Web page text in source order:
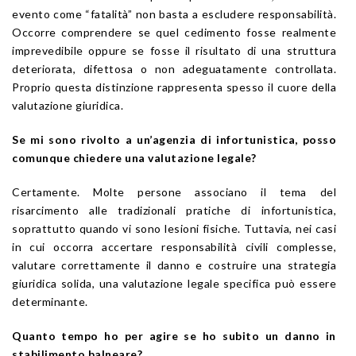
evento come “fatalità” non basta a escludere responsabilità.
Occorre comprendere se quel cedimento fosse realmente
imprevedibile oppure se fosse il risultato di una struttura
deteriorata, difettosa o non adeguatamente controllata.
Proprio questa distinzione rappresenta spesso il cuore della
valutazione giuridica.
Se mi sono rivolto a un’agenzia di infortunistica, posso
comunque chiedere una valutazione legale?
Certamente. Molte persone associano il tema del
risarcimento alle tradizionali pratiche di infortunistica,
soprattutto quando vi sono lesioni fisiche. Tuttavia, nei casi
in cui occorra accertare responsabilità civili complesse,
valutare correttamente il danno e costruire una strategia
giuridica solida, una valutazione legale specifica può essere
determinante.
Quanto tempo ho per agire se ho subito un danno in